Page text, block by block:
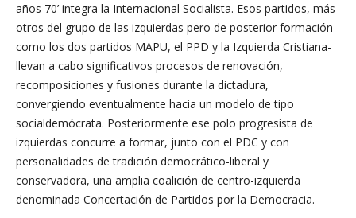
años 70’ integra la Internacional Socialista. Esos partidos, más
otros del grupo de las izquierdas pero de posterior formación -
como los dos partidos MAPU, el PPD y la Izquierda Cristiana-
llevan a cabo significativos procesos de renovación,
recomposiciones y fusiones durante la dictadura,
convergiendo eventualmente hacia un modelo de tipo
socialdemócrata. Posteriormente ese polo progresista de
izquierdas concurre a formar, junto con el PDC y con
personalidades de tradición democrático-liberal y
conservadora, una amplia coalición de centro-izquierda
denominada Concertación de Partidos por la Democracia.